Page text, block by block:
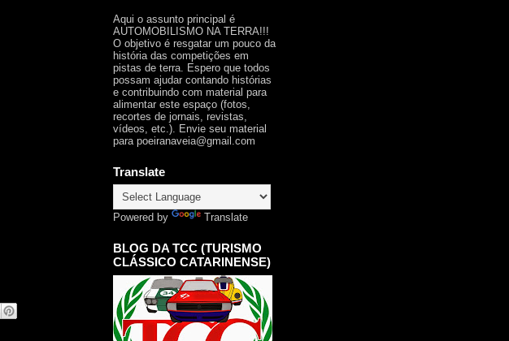
Aqui o assunto principal é
AUTOMOBILISMO NA TERRA!!!
O objetivo é resgatar um pouco da
história das competições em
pistas de terra. Espero que todos
possam ajudar contando histórias
e contribuindo com material para
alimentar este espaço (fotos,
recortes de jornais, revistas,
vídeos, etc.). Envie seu material
para poeiranaveia@gmail.com
Translate
Powered by Translate
BLOG DA TCC (TURISMO
CLÁSSICO CATARINENSE)